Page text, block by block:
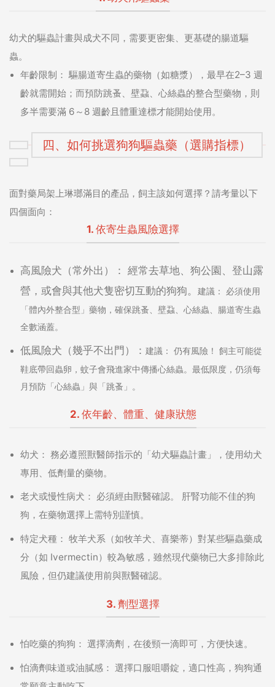
幼犬的驅蟲計畫與成犬不同，需要更密集、更基礎的腸道驅
蟲。
年齡限制： 驅腸道寄生蟲的藥物（如糖漿），最早在2–3 週
齡就需開始；而預防跳蚤、壁蝨、心絲蟲的整合型藥物，則
多半需要滿 6～8 週齡且體重達標才能開始使用。
四、如何挑選狗狗驅蟲藥（選購指標）
面對藥局架上琳瑯滿目的產品，飼主該如何選擇？請考量以下
四個面向：
1. 依寄生蟲風險選擇
高風險犬（常外出）： 經常去草地、狗公園、登山露
營，或會與其他犬隻密切互動的狗狗。建議：
必須使用
「體內外整合型」藥物，確保跳蚤、壁蝨、心絲蟲、腸道寄生蟲
全數涵蓋。
低風險犬（幾乎不出門）：建議： 仍有風險！ 飼主可能從
鞋底帶回蟲卵，蚊子會飛進家中傳播心絲蟲。最低限度，仍須每
月預防「心絲蟲」與「跳蚤」。
2. 依年齡、體重、健康狀態
幼犬： 務必遵照獸醫師指示的「幼犬驅蟲計畫」，使用幼犬
專用、低劑量的藥物。
老犬或慢性病犬： 必須經由獸醫確認。 肝腎功能不佳的狗
狗，在藥物選擇上需特別謹慎。
特定犬種： 牧羊犬系（如牧羊犬、喜樂蒂）對某些驅蟲藥成
分（如 Ivermectin）較為敏感，雖然現代藥物已大多排除此
風險，但仍建議使用前與獸醫確認。
3. 劑型選擇
怕吃藥的狗狗： 選擇滴劑，在後頸一滴即可，方便快速。
怕滴劑味道或油膩感： 選擇口服咀嚼錠，適口性高，狗狗通